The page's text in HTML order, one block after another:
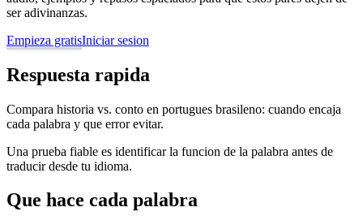
ser adivinanzas.
Empieza gratisIniciar sesion
Respuesta rapida
Compara historia vs. conto en portugues brasileno: cuando encaja
cada palabra y que error evitar.
Una prueba fiable es identificar la funcion de la palabra antes de
traducir desde tu idioma.
Que hace cada palabra